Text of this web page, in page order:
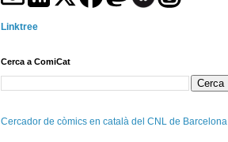
Linktree
Cerca a ComiCat
Cercador de còmics en català del CNL de Barcelona